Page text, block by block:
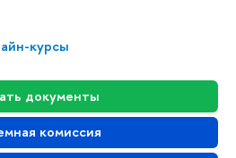
курсы
документы
комиссия